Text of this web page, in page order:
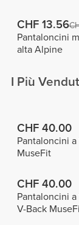
CHF 13.56
Pantaloncini
alta Alpine
I Più
CHF 40.00
Pantaloncini
MuseFit
CHF 40.00
Pantaloncini
V-Back